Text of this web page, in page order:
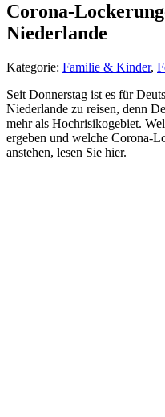
Corona-
Niederlande
Kategorie: Familie & Kinder,
Seit Donnerstag ist es für
Niederlande zu reisen, denn
mehr als Hochrisikogebiet.
ergeben und welche Corona-
anstehen, lesen Sie hier.